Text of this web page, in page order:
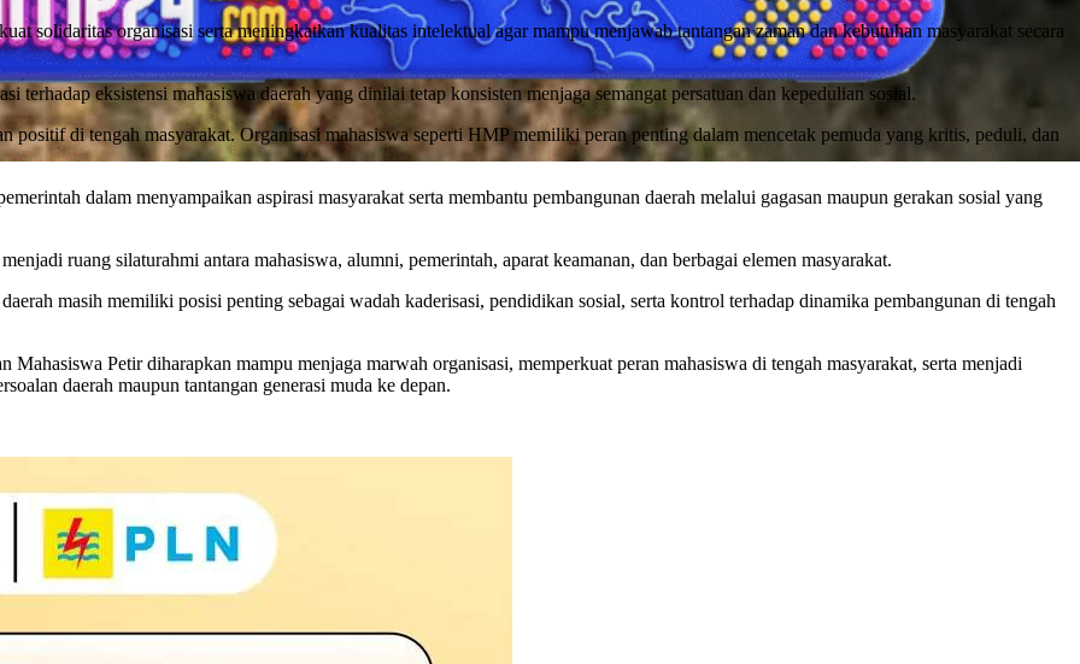
solidaritas organisasi serta meningkatkan kualitas intelektual agar mampu menjawab tantangan zaman dan kebutuhan masyarakat secara
terhadap eksistensi mahasiswa daerah yang dinilai tetap konsisten menjaga semangat persatuan dan kepedulian sosial.
positif di tengah masyarakat. Organisasi mahasiswa seperti HMP memiliki peran penting dalam mencetak pemuda yang kritis, peduli, dan
dalam menyampaikan aspirasi masyarakat serta membantu pembangunan daerah melalui gagasan maupun gerakan sosial yang
ruang silaturahmi antara mahasiswa, alumni, pemerintah, aparat keamanan, dan berbagai elemen masyarakat.
masih memiliki posisi penting sebagai wadah kaderisasi, pendidikan sosial, serta kontrol terhadap dinamika pembangunan di tengah
Petir diharapkan mampu menjaga marwah organisasi, memperkuat peran mahasiswa di tengah masyarakat, serta menjadi
daerah maupun tantangan generasi muda ke depan.